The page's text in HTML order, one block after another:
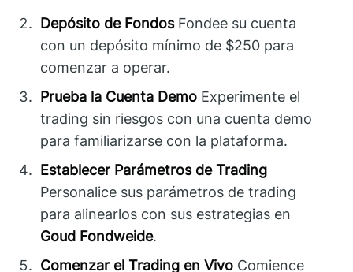
Depósito de FondosFondee su cuenta
con un depósito mínimo de $250 para
comenzar a operar.
Prueba la Cuenta Demo Experimente el
trading sin riesgos con una cuenta demo
para familiarizarse con la plataforma.
Establecer Parámetros de Trading
Personalice sus parámetros de trading
para alinearlos con sus estrategias en
Goud Fondweide.
Comenzar el Trading en Vivo Comience